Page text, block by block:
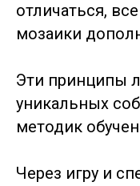
отличаться,
мозаики
Эти принципы
уникальных
методик
Через игру и